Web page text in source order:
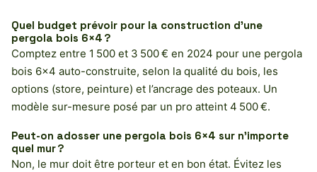
Quel budget prévoir pour la construction d’une
pergola bois 6×4 ?
Comptez entre 1 500 et 3 500 € en 2024 pour une pergola
bois 6×4 auto-construite, selon la qualité du bois, les
options (store, peinture) et l’ancrage des poteaux. Un
modèle sur-mesure posé par un pro atteint 4 500 €.
Peut-on adosser une pergola bois 6×4 sur n’importe
quel mur ?
Non, le mur doit être porteur et en bon état. Évitez les